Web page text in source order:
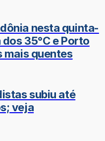
nesta quinta-
35°C e Porto
mais quentes
subiu até
veja